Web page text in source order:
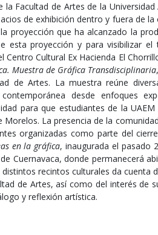
Facultad de Artes de la
de exhibición dentro y fuera de
proyección que ha alcanzado la
esta proyección y para visibilizar el
Cultural Ex Hacienda El
Muestra de Gráfica Transdisciplinaria
de Artes. La muestra reúne
desde enfoques
para que estudiantes de la
La presencia de la
organizadas como parte del
en la gráfica, inaugurada el pasado
Cuernavaca, donde permanecerá
recintos culturales da cuenta
de Artes, así como del interés de
y reflexión artística.